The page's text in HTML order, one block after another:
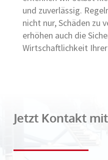
und zuverlässig.
nicht nur, Schäden zu
erhöhen auch die
Wirtschaftlichkeit Ihrer
Jetzt Kontakt